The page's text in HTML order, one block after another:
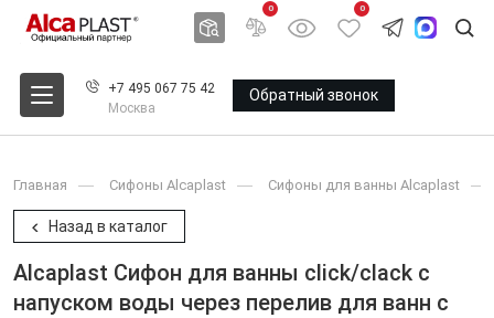
0 0
+7 495 067 75 42
Москва
Обратный звонок
Главная Сифоны Alcaplast Сифоны для ванны Alcaplast
Назад в каталог
Alcaplast Сифон для ванны click/clack с
напуском воды через перелив для ванн с